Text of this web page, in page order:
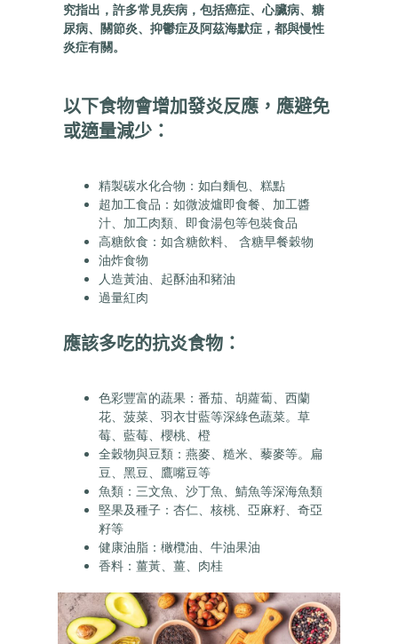
究指出，許多常見疾病，包括癌症、心臟病、糖
尿病、關節炎、抑鬱症及阿茲海默症，都與慢性
炎症有關。
以下食物會增加發炎反應，應避免
或適量減少：
精製碳水化合物：如白麵包、糕點
超加工食品：如微波爐即食餐、加工醬
汁、加工肉類、即食湯包等包裝食品
高糖飲食：如含糖飲料、 含糖早餐穀物
油炸食物
人造黃油、起酥油和豬油
過量紅肉
應該多吃的抗炎食物：
色彩豐富的蔬果：番茄、胡蘿蔔、西蘭
花、菠菜、羽衣甘藍等深綠色蔬菜。草
莓、藍莓、櫻桃、橙
全穀物與豆類：燕麥、糙米、藜麥等。扁
豆、黑豆、鷹嘴豆等
魚類：三文魚、沙丁魚、鯖魚等深海魚類
堅果及種子：杏仁、核桃、亞麻籽、奇亞
籽等
健康油脂：橄欖油、牛油果油
香料：薑黃、薑、肉桂